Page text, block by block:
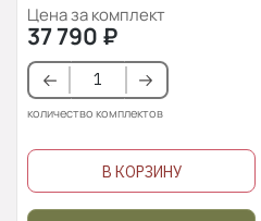
Цена за комплект
37 790 ₽
количество комплектов
В КОРЗИНУ